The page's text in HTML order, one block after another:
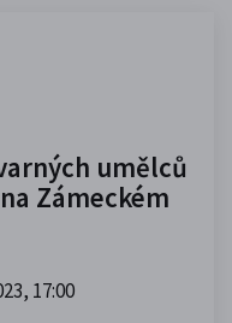
umělců
Zámeckém
17:00